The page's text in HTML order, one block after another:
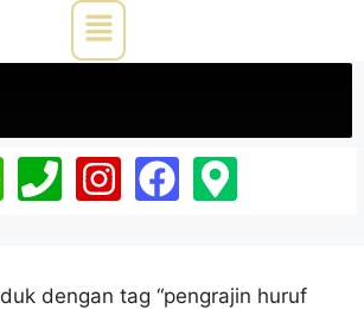
dengan tag “pengrajin huruf